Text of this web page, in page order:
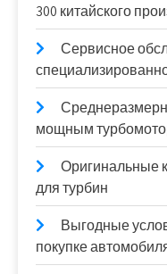
300 китайского
Сервисное
мощным
Оригинальные
для турбин
Выгодные
покупке